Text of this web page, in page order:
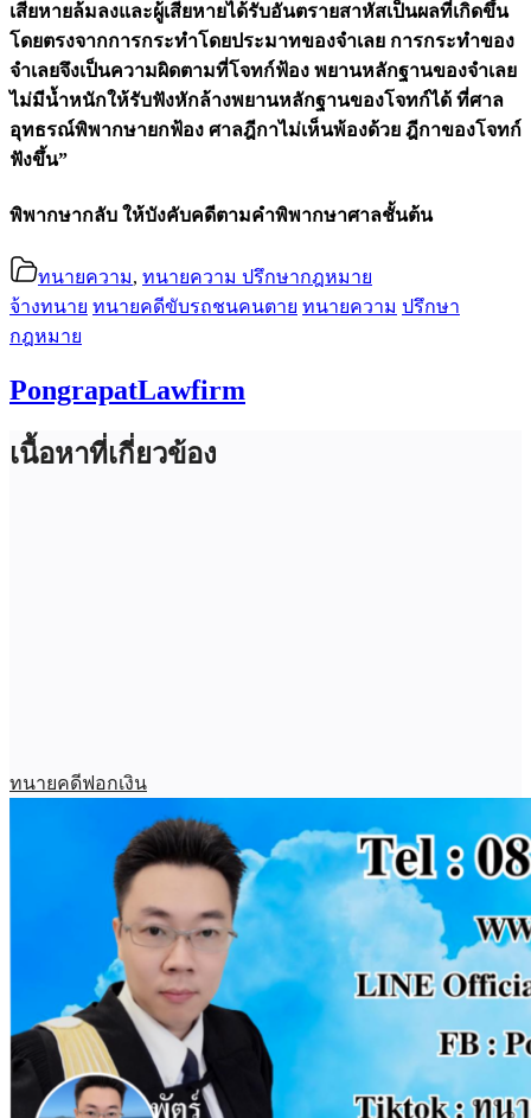
เสียหายล้มลงและผู้เสียหายได้รับอันตรายสาหัสเป็นผลที่เกิดขึ้น
โดยตรงจากการกระทำโดยประมาทของจำเลย การกระทำของ
จำเลยจึงเป็นความผิดตามที่โจทก์ฟ้อง พยานหลักฐานของจำเลย
ไม่มีน้ำหนักให้รับฟังหักล้างพยานหลักฐานของโจทก์ได้ ที่ศาล
อุทธรณ์พิพากษายกฟ้อง ศาลฎีกาไม่เห็นพ้องด้วย ฎีกาของโจทก์
ฟังขึ้น”
พิพากษากลับ ให้บังคับคดีตามคำพิพากษาศาลชั้นต้น
ทนายความ, ทนายความ ปรึกษากฎหมาย
จ้างทนาย ทนายคดีขับรถชนคนตาย ทนายความ ปรึกษา
กฎหมาย
PongrapatLawfirm
เนื้อหาที่เกี่ยวข้อง
ทนายคดีฟอกเงิน